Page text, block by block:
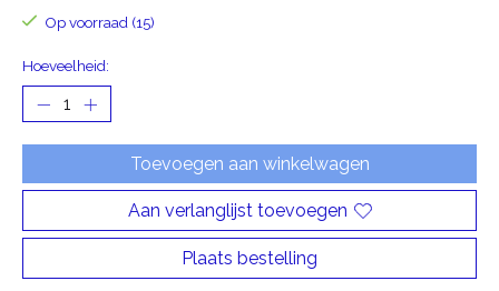
Op voorraad (15)
Hoeveelheid:
Toevoegen aan winkelwagen
Aan verlanglijst toevoegen
Plaats bestelling